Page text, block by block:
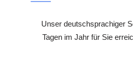
Unser deutschsprachiger
Tagen im Jahr für Sie